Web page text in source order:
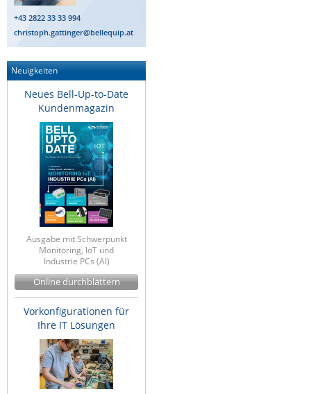
IEC Lock
Ihse
Kramer Electronics
KVM TEC
Legrand
LigoWave
Milesight
Netio
Panorama Antennas
PatchSee
Power Kingdom
Poynting
Raritan
Riello UPS
Server Technology
Siretta
+43 2822 33 33 994
christoph.gattinger@bellequip.at
Neuigkeiten
Neues Bell-Up-to-Date
Kundenmagazin
Ausgabe mit Schwerpunkt
Monitoring, IoT und
Industrie PCs (AI)
Online durchblättern
Vorkonfigurationen für
Ihre IT Lösungen